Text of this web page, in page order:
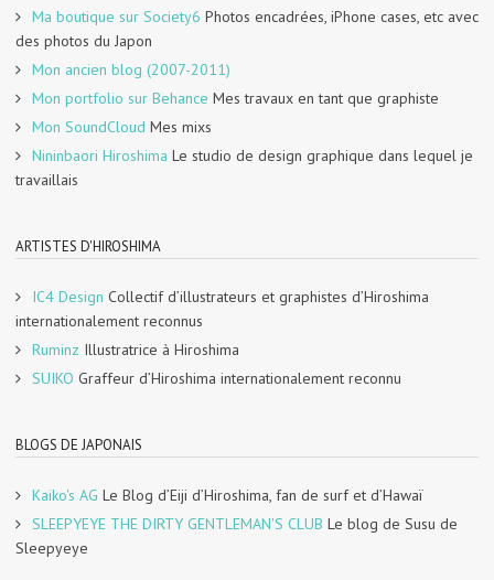
Ma boutique sur Society6 Photos encadrées, iPhone cases, etc avec
des photos du Japon
Mon ancien blog (2007-2011)
Mon portfolio sur Behance Mes travaux en tant que graphiste
Mon SoundCloud Mes mixs
Nininbaori Hiroshima Le studio de design graphique dans lequel je
travaillais
ARTISTES D'HIROSHIMA
IC4 Design Collectif d’illustrateurs et graphistes d’Hiroshima
internationalement reconnus
Ruminz Illustratrice à Hiroshima
SUIKO Graffeur d’Hiroshima internationalement reconnu
BLOGS DE JAPONAIS
Kaiko's AG Le Blog d’Eiji d’Hiroshima, fan de surf et d’Hawaï
SLEEPYEYE THE DIRTY GENTLEMAN'S CLUB Le blog de Susu de
Sleepyeye